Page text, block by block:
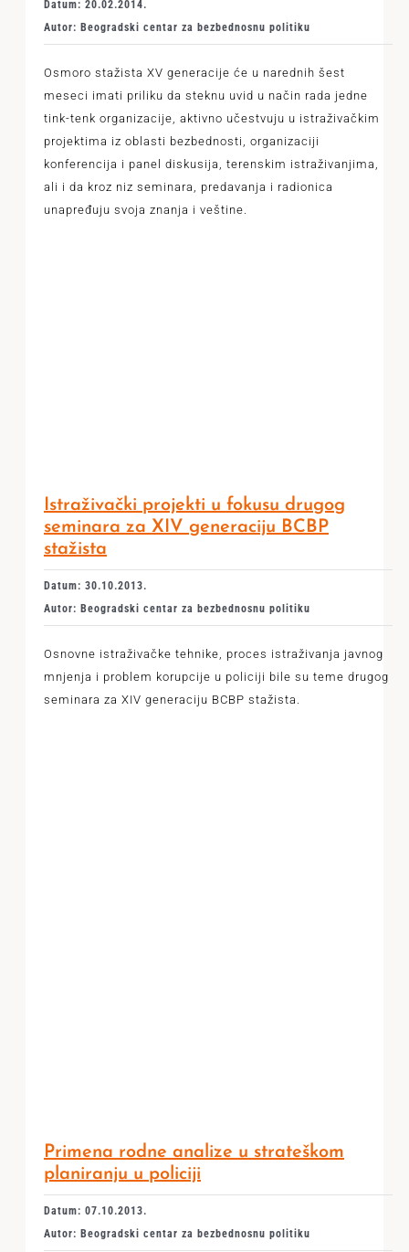
Datum: 20.02.2014.
Autor: Beogradski centar za bezbednosnu politiku
Osmoro stažista XV generacije će u narednih šest
meseci imati priliku da steknu uvid u način rada jedne
tink-tenk organizacije, aktivno učestvuju u istraživačkim
projektima iz oblasti bezbednosti, organizaciji
konferencija i panel diskusija, terenskim istraživanjima,
ali i da kroz niz seminara, predavanja i radionica
unapređuju svoja znanja i veštine.
Istraživački projekti u fokusu drugog
seminara za XIV generaciju BCBP
stažista
Datum: 30.10.2013.
Autor: Beogradski centar za bezbednosnu politiku
Osnovne istraživačke tehnike, proces istraživanja javnog
mnjenja i problem korupcije u policiji bile su teme drugog
seminara za XIV generaciju BCBP stažista.
Primena rodne analize u strateškom
planiranju u policiji
Datum: 07.10.2013.
Autor: Beogradski centar za bezbednosnu politiku